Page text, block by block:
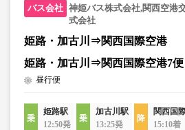
神姫バス株式会社,関西空港
式会社
姫路・加古川⇒関西国際空港
姫路・加古川⇒関西国際空港7便
昼行便
姫路駅
12:50発
加古川駅
13:25発
関西国
15:10着